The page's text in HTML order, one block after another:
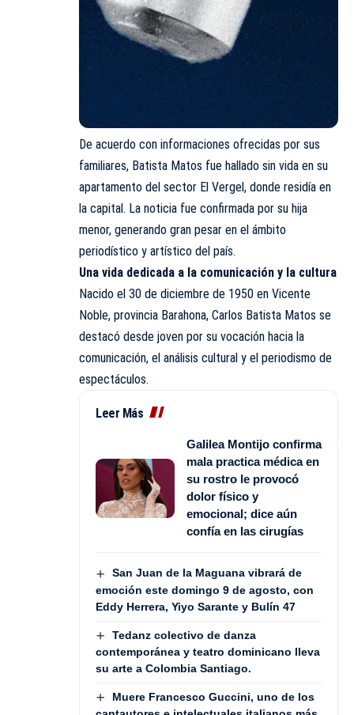
De acuerdo con informaciones ofrecidas por sus
familiares, Batista Matos fue hallado sin vida en su
apartamento del sector El Vergel, donde residía en
la capital. La noticia fue confirmada por su hija
menor, generando gran pesar en el ámbito
periodístico y artístico del país.
Una vida dedicada a la comunicación y la cultura
Nacido el 30 de diciembre de 1950 en Vicente
Noble, provincia Barahona, Carlos Batista Matos se
destacó desde joven por su vocación hacia la
comunicación, el análisis cultural y el periodismo de
espectáculos.
Leer Más
Galilea Montijo confirma
mala practica médica en
su rostro le provocó
dolor físico y
emocional; dice aún
confía en las cirugías
San Juan de la Maguana vibrará de
emoción este domingo 9 de agosto, con
Eddy Herrera, Yiyo Sarante y Bulín 47
Tedanz colectivo de danza
contemporánea y teatro dominicano lleva
su arte a Colombia Santiago.
Muere Francesco Guccini, uno de los